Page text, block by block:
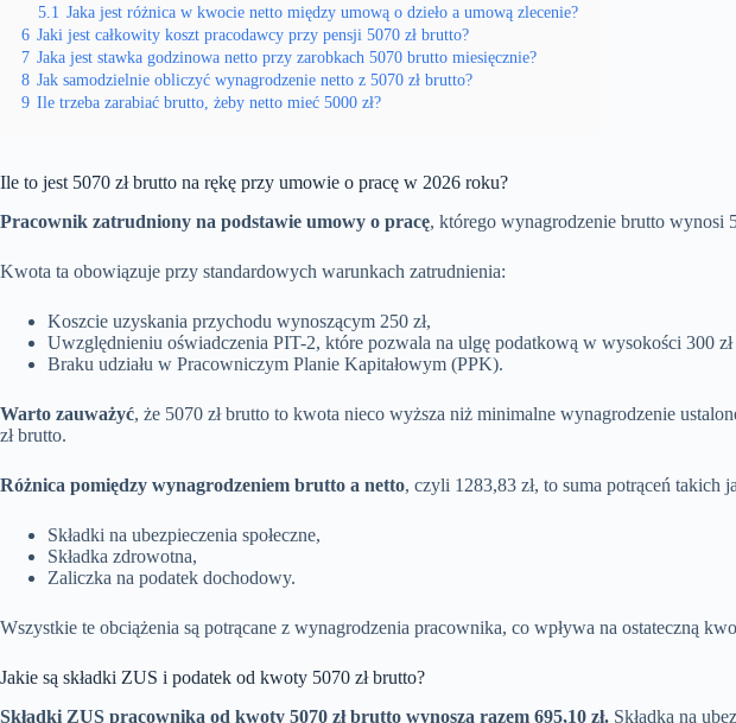
5.1 Jaka jest różnica w kwocie netto między umową o dzieło a umową zlecenie?
6 Jaki jest całkowity koszt pracodawcy przy pensji 5070 zł brutto?
7 Jaka jest stawka godzinowa netto przy zarobkach 5070 brutto miesięcznie?
8 Jak samodzielnie obliczyć wynagrodzenie netto z 5070 zł brutto?
9 Ile trzeba zarabiać brutto, żeby netto mieć 5000 zł?
Ile to jest 5070 zł brutto na rękę przy umowie o pracę w 2026 roku?
Pracownik zatrudniony na podstawie umowy o pracę, którego wynagrodzenie brutto wynosi
Kwota ta obowiązuje przy standardowych warunkach zatrudnienia:
Koszcie uzyskania przychodu wynoszącym 250 zł,
Uwzględnieniu oświadczenia PIT-2, które pozwala na ulgę podatkową w wysokości 300 zł
Braku udziału w Pracowniczym Planie Kapitałowym (PPK).
Warto zauważyć, że 5070 zł brutto to kwota nieco wyższa niż minimalne wynagrodzenie
zł brutto.
Różnica pomiędzy wynagrodzeniem brutto a netto, czyli 1283,83 zł, to suma potrąceń takich
Składki na ubezpieczenia społeczne,
Składka zdrowotna,
Zaliczka na podatek dochodowy.
Wszystkie te obciążenia są potrącane z wynagrodzenia pracownika, co wpływa na ostateczną
Jakie są składki ZUS i podatek od kwoty 5070 zł brutto?
Składki ZUS pracownika od kwoty 5070 zł brutto wynoszą razem 695,10 zł. Składka na